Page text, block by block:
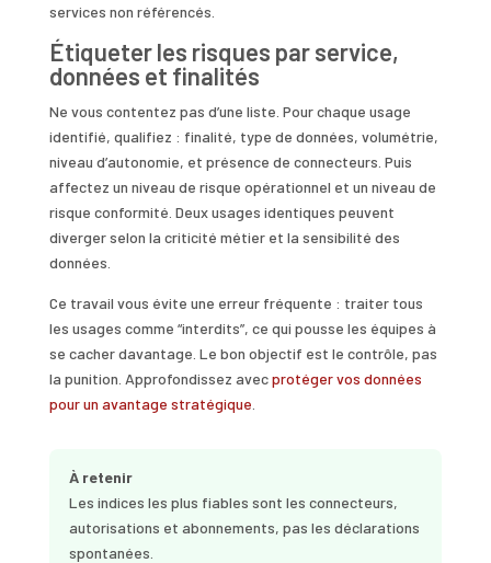
services non référencés.
Étiqueter les risques par service,
données et finalités
Ne vous contentez pas d’une liste. Pour chaque usage
identifié, qualifiez : finalité, type de données, volumétrie,
niveau d’autonomie, et présence de connecteurs. Puis
affectez un niveau de risque opérationnel et un niveau de
risque conformité. Deux usages identiques peuvent
diverger selon la criticité métier et la sensibilité des
données.
Ce travail vous évite une erreur fréquente : traiter tous
les usages comme “interdits”, ce qui pousse les équipes à
se cacher davantage. Le bon objectif est le contrôle, pas
la punition. Approfondissez avecprotéger vos données
pour un avantage stratégique
À retenir
Les indices les plus fiables sont les connecteurs,
autorisations et abonnements, pas les déclarations
spontanées.